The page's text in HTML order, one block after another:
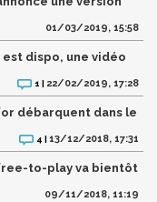
01/03/2019, 15:58
est dispo, une vidéo
1 | 22/02/2019, 17:28
débarquent dans le
4 | 13/12/2018, 17:31
free-to-play va bientôt
09/11/2018, 11:19